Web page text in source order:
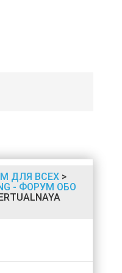
ДЛЯ ВСЕХ>
- ФОРУМ ОБО